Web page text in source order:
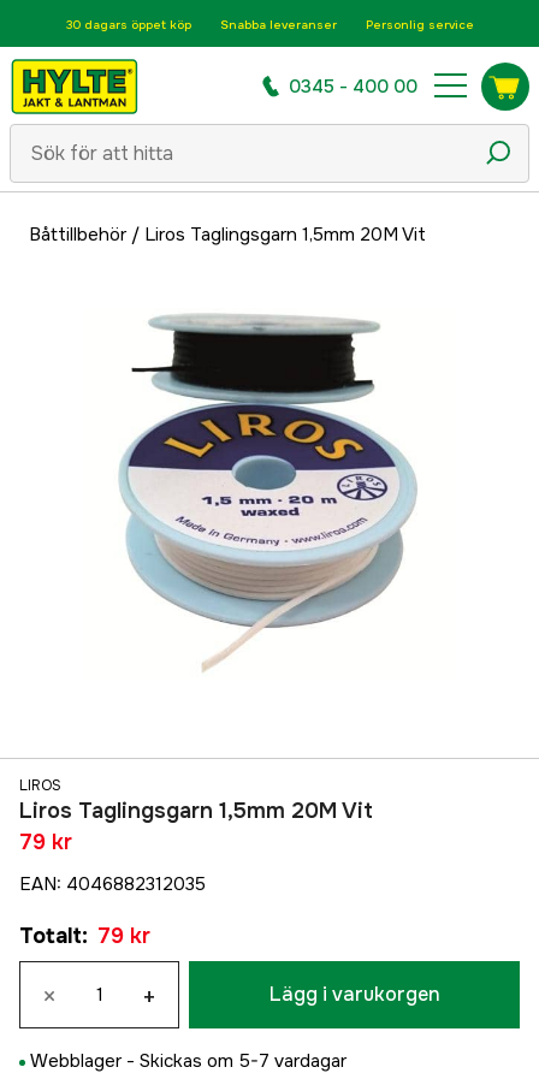
30 dagars öppet köp Snabba leveranser Personlig service
0345 - 400 00
Båttillbehör/ Liros Taglingsgarn 1,5mm 20M Vit
LIROS
Liros Taglingsgarn 1,5mm 20M Vit
79 kr
EAN: 4046882312035
Totalt: 79 kr
× + Lägg i varukorgen
Webblager - Skickas om 5-7 vardagar